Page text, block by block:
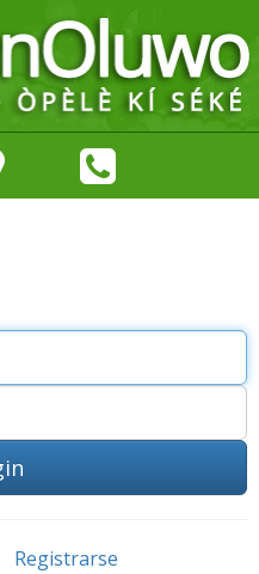
Registrarse